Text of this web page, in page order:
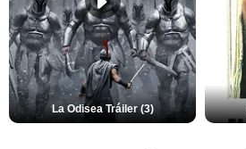
La Odisea Tráiler (3)